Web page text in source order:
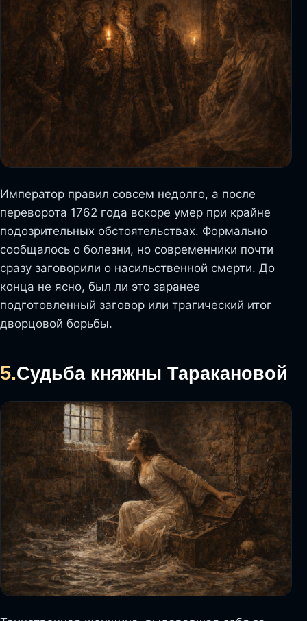
Император правил совсем недолго, а после
переворота 1762 года вскоре умер при крайне
подозрительных обстоятельствах. Формально
сообщалось о болезни, но современники почти
сразу заговорили о насильственной смерти. До
конца не ясно, был ли это заранее
подготовленный заговор или трагический итог
дворцовой борьбы.
5.Судьба княжны Таракановой